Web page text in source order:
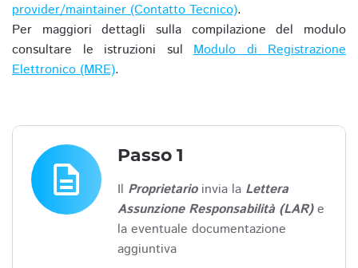
provider/maintainer (Contatto Tecnico).
Per maggiori dettagli sulla compilazione del modulo
consultare le istruzioni sul Modulo di Registrazione
Elettronico (MRE).
description
Passo 1
Il Proprietarioinvia la Lettera
Assunzione Responsabilità (LAR)e
la eventuale documentazione
aggiuntiva